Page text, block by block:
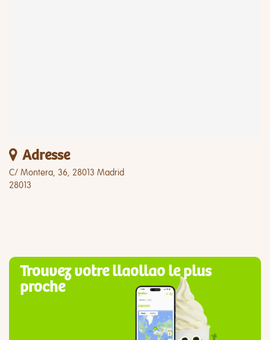
Adresse
C/ Montera, 36, 28013 Madrid
28013
Trouvez votre llaollao le plus
proche